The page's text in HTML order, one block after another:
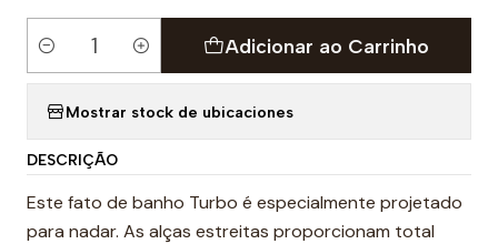
Quantidade
Adicionar ao Carrinho
Mostrar stock de ubicaciones
DESCRIÇÃO
Este fato de banho Turbo é especialmente projetado
para nadar. As alças estreitas proporcionam total